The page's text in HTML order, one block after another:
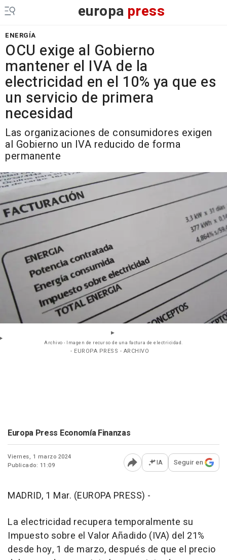
europa press
ENERGÍA
OCU exige al Gobierno
mantener el IVA de la
electricidad en el 10% ya que es
un servicio de primera
necesidad
Las organizaciones de consumidores exigen
al Gobierno un IVA reducido de forma
permanente
Archivo - Imagen de recurso de una factura de electricidad.
- EUROPA PRESS - ARCHIVO
Europa Press Economía Finanzas
Viernes, 1 marzo 2024
Publicado: 11:09
Abrir opciones para
IA Seguir en
MADRID, 1 Mar. (EUROPA PRESS) -
La electricidad recupera temporalmente su
Impuesto sobre el Valor Añadido (IVA) del 21%
desde hoy, 1 de marzo, después de que el precio